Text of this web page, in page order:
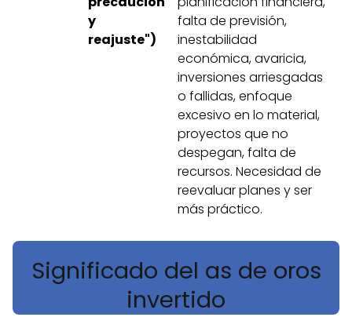
y
reajuste")
falta de previsión,
inestabilidad
económica, avaricia,
inversiones arriesgadas
o fallidas, enfoque
excesivo en lo material,
proyectos que no
despegan, falta de
recursos. Necesidad de
reevaluar planes y ser
más práctico.
Significado del as de oros
invertido